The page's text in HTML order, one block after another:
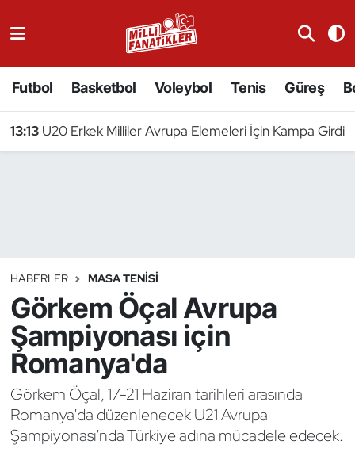
Futbol Basketbol Voleybol Tenis Güreş
13:13 U20 Erkek Milliler Avrupa Elemeleri İçin Kampa Girdi
HABERLER MASA TENISI
Görkem Öçal Avrupa
Şampiyonası için
Romanya'da
Görkem Öçal, 17-21 Haziran tarihleri arasında
Romanya'da düzenlenecek U21 Avrupa
Şampiyonası'nda Türkiye adına mücadele edecek.
Badminton
Binicilik
Bisiklet
Bocce Bowling Dart
Boks